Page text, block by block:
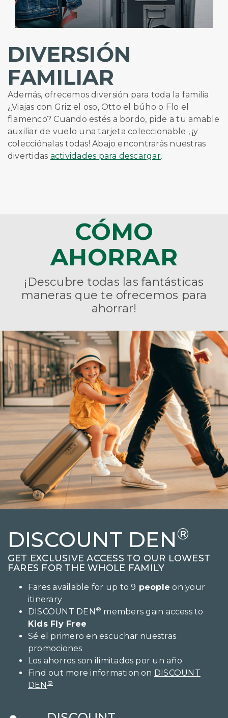
DIVERSIÓN
FAMILIAR
Además, ofrecemos diversión para toda la familia.
¿Viajas con Griz el oso, Otto el búho o Flo el
flamenco? Cuando estés a bordo, pide a tu amable
auxiliar de vuelo una tarjetacoleccionable , ¡y
colecciónalas todas! Abajo encontrarás nuestras
divertidas actividades para descargar.
CÓMO
AHORRAR
¡Descubre todas las fantásticas
maneras que te ofrecemos para
ahorrar!
DISCOUNT DEN®
GET EXCLUSIVE ACCESS TO OUR LOWEST
FARES FOR THE WHOLE FAMILY
Fares available for up to 9 people on your
itinerary
DISCOUNT DEN ® members gain access to
Kids Fly Free
Sé el primero en escuchar nuestras
promociones
Los ahorros son ilimitados por un año
Find out more information on DISCOUNT
DEN®